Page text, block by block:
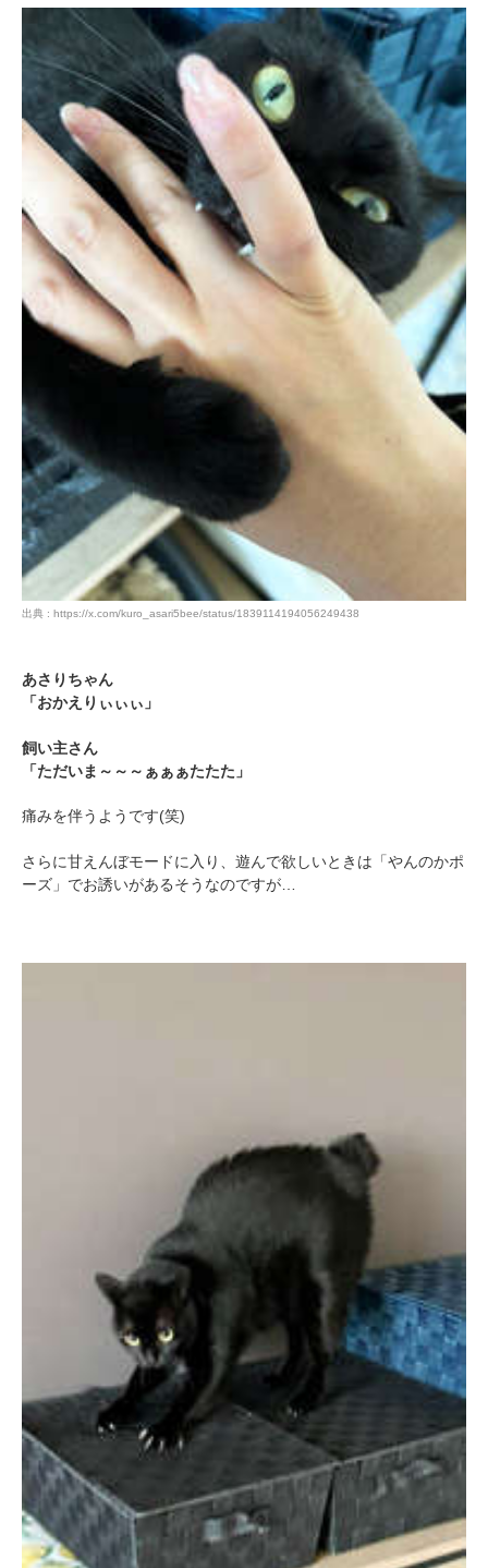
出典 : https://x.com/kuro_asari5bee/status/1839114194056249438
あさりちゃん
「おかえりぃぃぃ」
飼い主さん
「ただいま～～～ぁぁぁたたた」
痛みを伴うようです(笑)
さらに甘えんぼモードに入り、遊んで欲しいときは「やんのかポ
ーズ」でお誘いがあるそうなのですが…
閉じる
pecodogs
いぬ部をフォロー
pecocats
ねこ部をフォロー
PECOアプリをダウンロード済みの方
アプリで開く